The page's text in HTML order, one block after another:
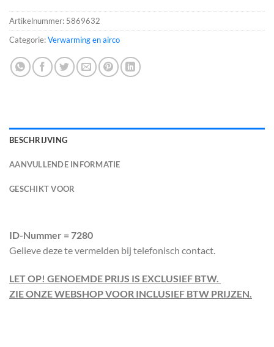
Artikelnummer: 5869632
Categorie:Verwarming en airco
BESCHRIJVING
AANVULLENDE INFORMATIE
GESCHIKT VOOR
ID-Nummer = 7280
Gelieve deze te vermelden bij telefonisch contact.
LET OP! GENOEMDE PRIJS IS EXCLUSIEF BTW.
ZIE ONZE WEBSHOP VOOR INCLUSIEF BTW PRIJZEN.